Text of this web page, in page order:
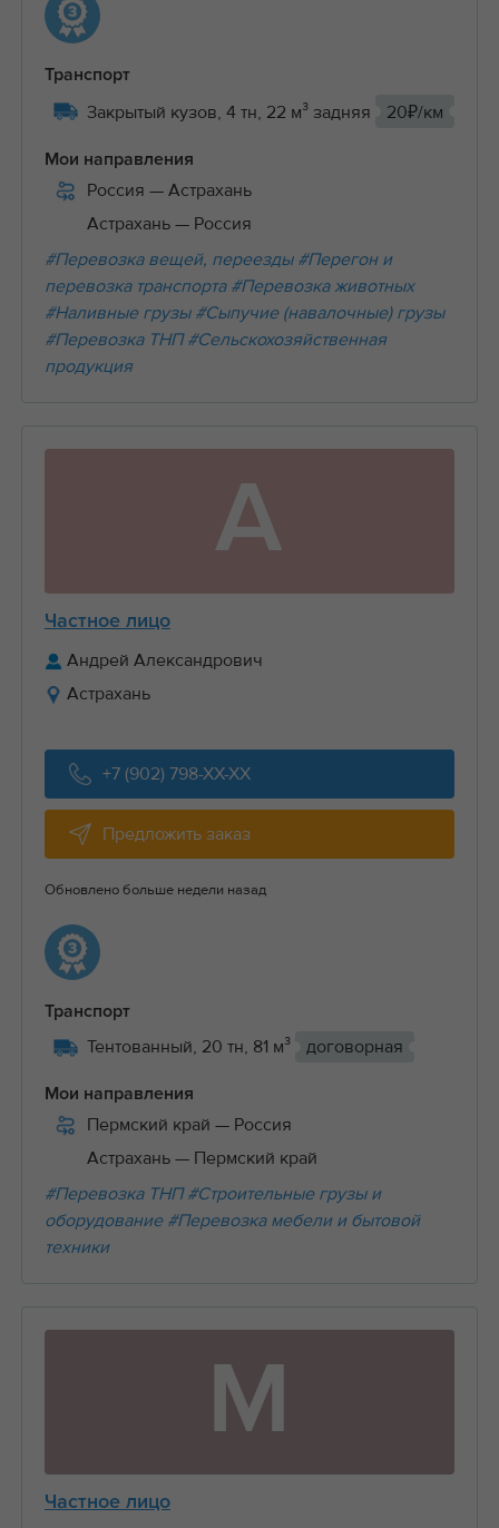
Транспорт
Закрытый кузов, 4 тн, 22 м³ задняя 20₽/км
Мои направления
Россия — Астрахань
Астрахань — Россия
#Перевозка вещей, переезды #Перегон и
перевозка транспорта #Перевозка животных
#Наливные грузы #Сыпучие (навалочные) грузы
#Перевозка ТНП #Сельскохозяйственная
продукция
А
Частное лицо
Андрей Александрович
Астрахань
+7 (902) 798-XX-XX
Предложить заказ
Обновлено больше недели назад
Транспорт
Тентованный, 20 тн, 81 м³ договорная
Мои направления
Пермский край — Россия
Астрахань — Пермский край
#Перевозка ТНП #Строительные грузы и
оборудование #Перевозка мебели и бытовой
техники
М
Частное лицо